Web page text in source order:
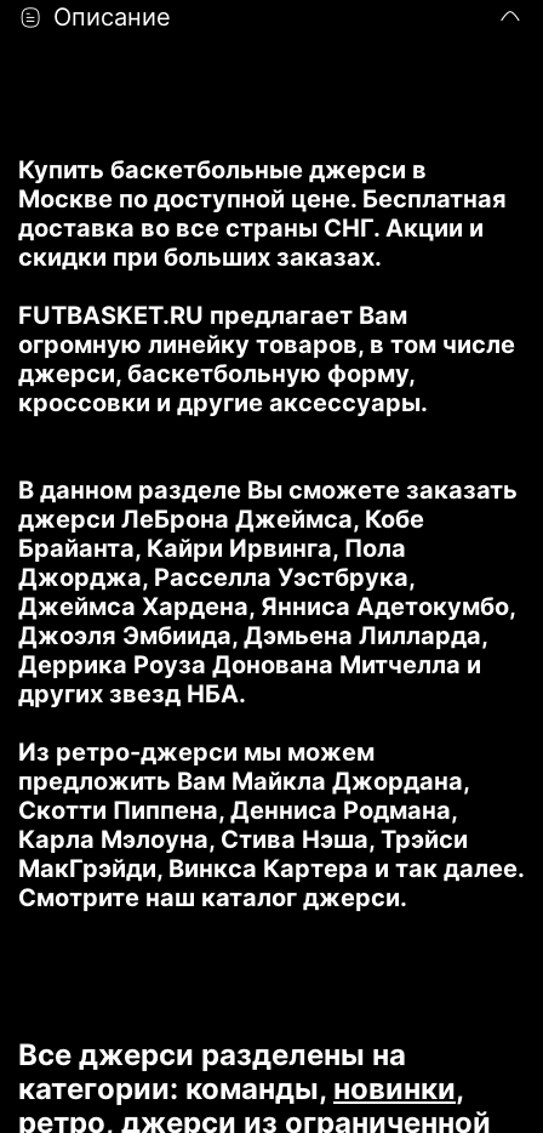
Описание
Купить баскетбольные джерси в
Москве по доступной цене. Бесплатная
доставка во все страны СНГ. Акции и
скидки при больших заказах.
FUTBASKET.RU предлагает Вам
огромную линейку товаров, в том числе
джерси, баскетбольную форму,
кроссовки и другие аксессуары.
В данном разделе Вы сможете заказать
джерси ЛеБрона Джеймса, Кобе
Брайанта, Кайри Ирвинга, Пола
Джорджа, Расселла Уэстбрука,
Джеймса Хардена, Янниса Адетокумбо,
Джоэля Эмбиида, Дэмьена Лилларда,
Деррика Роуза Донована Митчелла и
других звезд НБА.
Из ретро-джерси мы можем
предложить Вам Майкла Джордана,
Скотти Пиппена, Денниса Родмана,
Карла Мэлоуна, Стива Нэша, Трэйси
МакГрэйди, Винкса Картера и так далее.
Смотрите наш каталог джерси.
Все джерси разделены на
категории: команды, новинки,
ретро, джерси из ограниченной